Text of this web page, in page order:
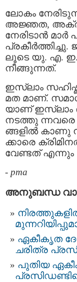
ലോകം
അജ്ഞത,
നേരിടാൻ മാർ
ലൂടെ യു. എ.
നീങ്ങുന്നത്.
ഇസ്‌ലാം
മത മാണ്.
യാണ് ഇസ്‌ലാം
നടത്തു
ങ്ങളില്‍ കാണു
ക്കാരെ
വേണ്ടത്
- pma
അനുബന്ധ
നിരത്തുകളിൽ
ഏകീകൃത
ചരിത്ര
പുതിയ